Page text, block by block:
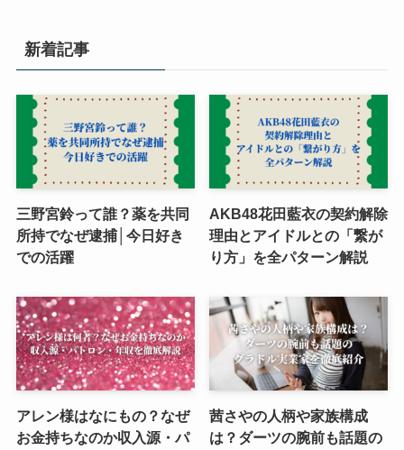
新着記事
三野宮鈴って誰？薬を共同
所持でなぜ逮捕│今日好き
での活躍
AKB48花田藍衣の契約解除
理由とアイドルとの「繋が
り方」を全パターン解説
アレン様はなにもの？なぜ
お金持ちなのか収入源・パ
茜さやの人柄や家族構成
は？ダーツの腕前も話題の